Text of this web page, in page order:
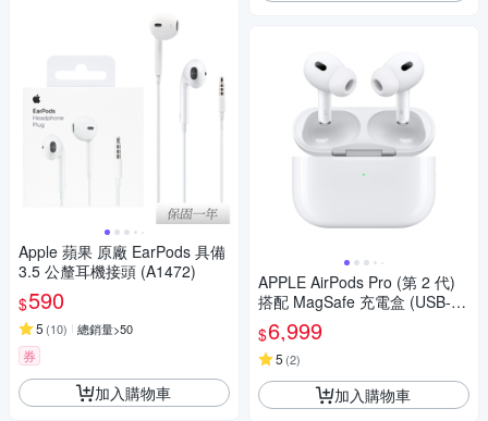
Apple 蘋果 原廠 EarPods 具備
3.5 公釐耳機接頭 (A1472)
$590
5 (10) 總銷量>50
券
加入購物車
APPLE AirPods Pro (第 2 代)
搭配 MagSafe 充電盒 (USB‑C)
現貨
$6,999
5 (2)
加入購物車